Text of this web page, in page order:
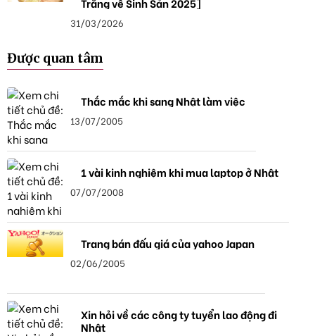
Trắng về Sinh Sản 2025]
31/03/2026
Được quan tâm
Thắc mắc khi sang Nhật làm việc
13/07/2005
1 vài kinh nghiệm khi mua laptop ở Nhật
07/07/2008
Trang bán đấu giá của yahoo Japan
02/06/2005
Xin hỏi về các công ty tuyển lao động đi
Nhật